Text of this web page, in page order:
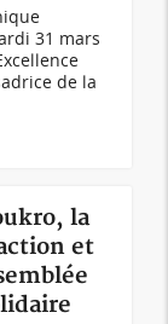
31 mars
de la
la
et